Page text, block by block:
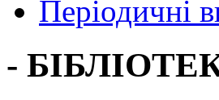
Періодичні
-